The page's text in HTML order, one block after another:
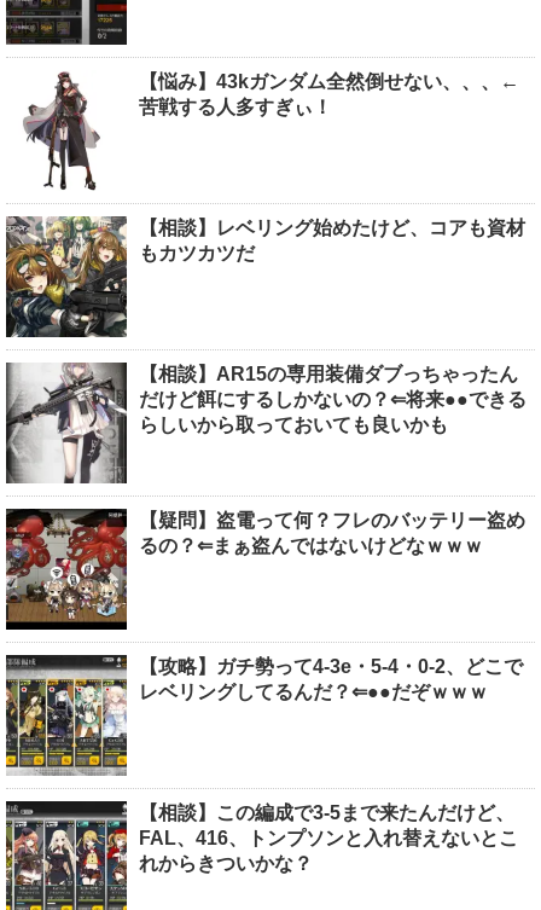
【悩み】43kガンダム全然倒せない、、、←
苦戦する人多すぎぃ！
【相談】レベリング始めたけど、コアも資材
もカツカツだ
【相談】AR15の専用装備ダブっちゃったん
だけど餌にするしかないの？⇐将来●●できる
らしいから取っておいても良いかも
【疑問】盗電って何？フレのバッテリー盗め
るの？⇐まぁ盗んではないけどなｗｗｗ
【攻略】ガチ勢って4-3e・5-4・0-2、どこで
レベリングしてるんだ？⇐●●だぞｗｗｗ
【相談】この編成で3-5まで来たんだけど、
FAL、416、トンプソンと入れ替えないとこ
れからきついかな？